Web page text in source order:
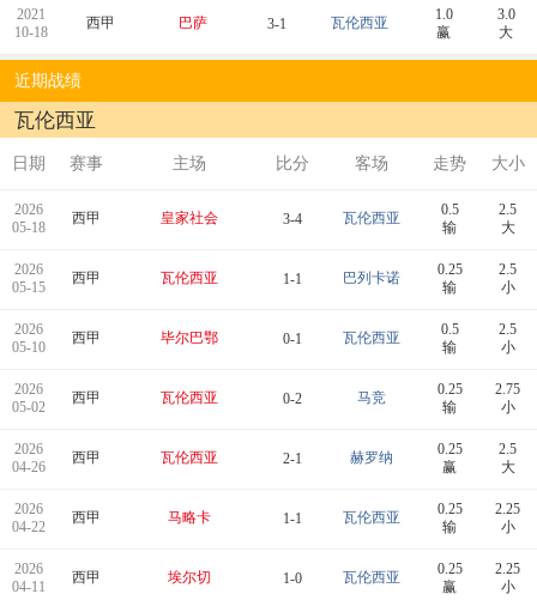
2021
10-18
西甲 巴萨 3-1 瓦伦西亚
1.0
赢
3.0
大
近期战绩
瓦伦西亚
日期 赛事 主场 比分 客场 走势 大小
2026
05-18
西甲 皇家社会 3-4 瓦伦西亚
0.5
输
2.5
大
2026
05-15
西甲 瓦伦西亚 1-1 巴列卡诺
0.25
输
2.5
小
2026
05-10
西甲 毕尔巴鄂 0-1 瓦伦西亚
0.5
输
2.5
小
2026
05-02
西甲 瓦伦西亚 0-2 马竞
0.25
输
2.75
小
2026
04-26
西甲 瓦伦西亚 2-1 赫罗纳
0.25
赢
2.5
大
2026
04-22
西甲 马略卡 1-1 瓦伦西亚
0.25
输
2.25
小
2026
04-11
西甲 埃尔切 1-0 瓦伦西亚
0.25
赢
2.25
小